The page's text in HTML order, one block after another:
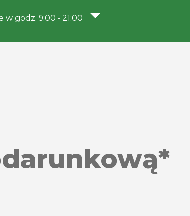
w godz. 9:00 - 21:00